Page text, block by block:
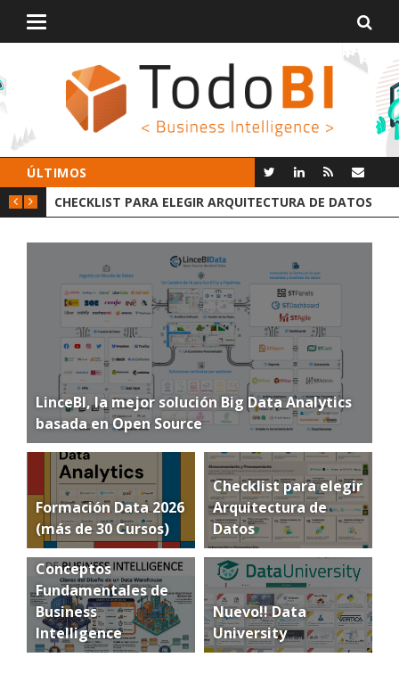
Alternar
ÚLTIMOS
PARA ELEGIR ARQUITECTURA DE DATOS
GROOT AI LINCEBI:
LinceBI, la mejor solución Big Data Analytics
basada en Open Source
Formación Data 2026
(más de 30 Cursos)
Checklist para elegir
Arquitectura de
Datos
Conceptos
Fundamentales de
Business
Intelligence
Nuevo!! Data
University